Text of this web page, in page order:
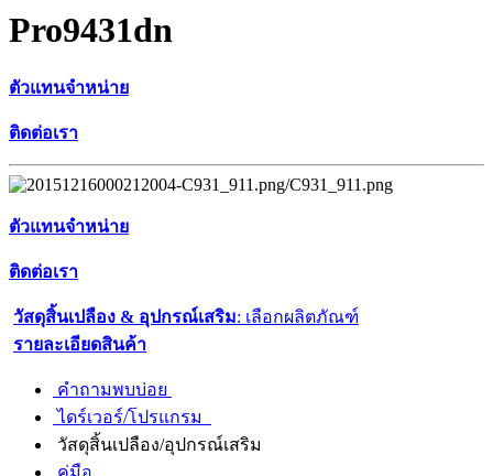
Pro9431dn
ตัวแทนจำหน่าย
ติดต่อเรา
ตัวแทนจำหน่าย
ติดต่อเรา
วัสดุสิ้นเปลือง & อุปกรณ์เสริม: เลือกผลิตภัณฑ์
รายละเอียดสินค้า
คำถามพบบ่อย
ไดร์เวอร์/โปรแกรม
วัสดุสิ้นเปลือง/อุปกรณ์เสริม